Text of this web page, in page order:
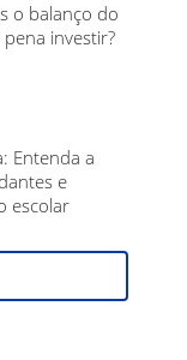
o balanço do
investir?
Entenda a
e
escolar